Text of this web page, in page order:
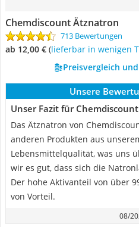
Chemdiscount Ätznatron
713 Bewertungen
ab 12,00 € ( Lieferbar in wenigen
Preisvergleich
Unsere
Unser Fazit für
Das Ätznatron von
anderen Produkten aus
Lebensmittelqualität, was uns
wir es gut, dass sich die
Der hohe Aktivanteil von über
von Vorteil.
08/